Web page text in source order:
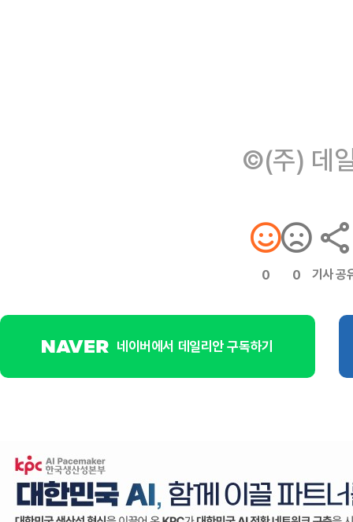
©(주) 데
0 0 기사 공
네이버에서 데일리안 구독하기